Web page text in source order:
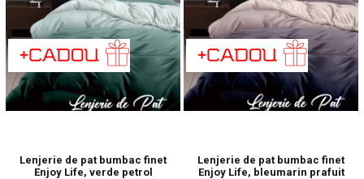
Lenjerie de pat bumbac finet
Enjoy Life, verde petrol
Lenjerie de pat bumbac finet
Enjoy Life, bleumarin prafuit